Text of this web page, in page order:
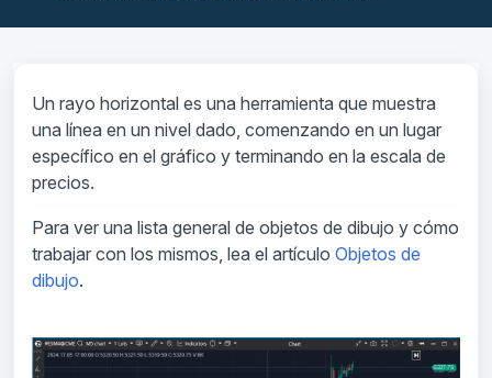
Un rayo horizontal es una herramienta que muestra
una línea en un nivel dado, comenzando en un lugar
específico en el gráfico y terminando en la escala de
precios.
Para ver una lista general de objetos de dibujo y cómo
trabajar con los mismos, lea el artículo Objetos de
dibujo.